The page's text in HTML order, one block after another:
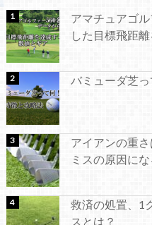
アマチュアゴ
した目標飛距
バミューダ芝
アイアンの重
ミスの原因に
救済の処置、1
スとは？